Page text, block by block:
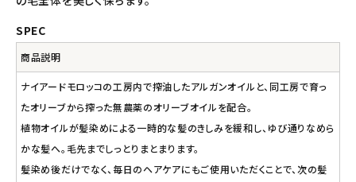
ようこそ ゲスト 様
meeting_room ログイン person 会員登録
SPEC
商品説明
ナイアードモロッコの工房内で搾油したアルガンオイルと、同工房で育っ
たオリーブから搾った無農薬のオリーブオイルを配合。
植物オイルが髪染めによる一時的な髪のきしみを緩和し、ゆび通りなめら
かな髪へ。毛先までしっとりまとまります。
髪染め後だけでなく、毎日のヘアケアにもご使用いただくことで、次の髪